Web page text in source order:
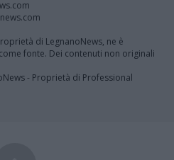
di LegnanoNews, ne è
fonte. Dei contenuti non originali
- Proprietà di Professional